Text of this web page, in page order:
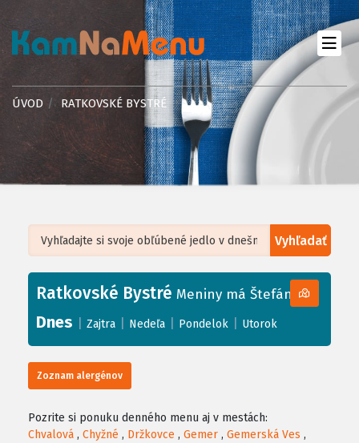
ÚVOD RATKOVSKÉ BYSTRÉ
Vyhľadať
+
−
Leaflet| ©OpenStreetMap, Tiles courtesy ofHumanitarian OpenStreetMap
Ratkovské Bystré Meniny má Štefánia
Dnes Zajtra Nedeľa Pondelok Utorok
Zoznam alergénov
Pozrite si ponuku denného menu aj v mestách:
Chvalová , Chyžné , Držkovce , Gemer , Gemerská Ves ,